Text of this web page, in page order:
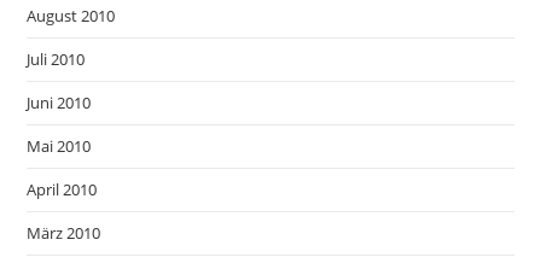
August 2010
Juli 2010
Juni 2010
Mai 2010
April 2010
März 2010